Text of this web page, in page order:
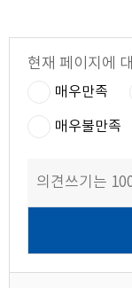
현재 페이지에
매우만족
매우불만족